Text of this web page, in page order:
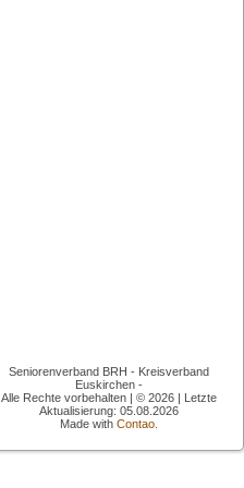
Seniorenverband BRH - Kreisverband
Euskirchen -
Alle Rechte vorbehalten | © 2026 | Letzte
Aktualisierung: 05.08.2026
Made with Contao.